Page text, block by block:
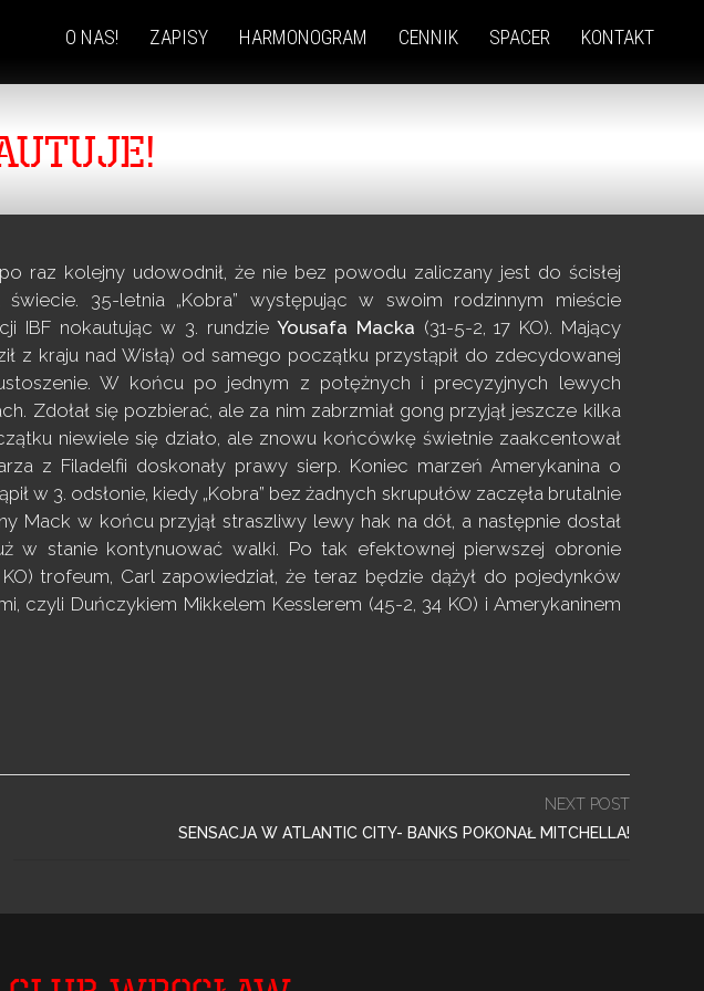
O NAS! ZAPISY HARMONOGRAM CENNIK SPACER KONTAKT
raz kolejny udowodnił, że nie bez powodu zaliczany jest do ścisłej
35-letnia „Kobra” występując w swoim rodzinnym mieście
IBF nokautując w 3. rundzieYousafa Macka (31-5-2, 17 KO). Mający
z kraju nad Wisłą) od samego początku przystąpił do zdecydowanej
W końcu po jednym z potężnych i precyzyjnych lewych
Zdołał się pozbierać, ale za nim zabrzmiał gong przyjął jeszcze kilka
niewiele się działo, ale znowu końcówkę świetnie zaakcentował
z Filadelfii doskonały prawy sierp. Koniec marzeń Amerykanina o
w 3. odsłonie, kiedy „Kobra” bez żadnych skrupułów zaczęła brutalnie
Mack w końcu przyjął straszliwy lewy hak na dół, a następnie dostał
w stanie kontynuować walki. Po tak efektownej pierwszej obronie
trofeum, Carl zapowiedział, że teraz będzie dążył do pojedynków
czyli Duńczykiem Mikkelem Kesslerem (45-2, 34 KO) i Amerykaninem
NEXT POST
SENSACJA W ATLANTIC CITY- BANKS POKONAŁ MITCHELLA!